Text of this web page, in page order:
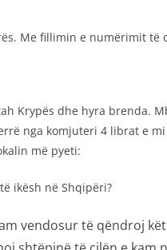
Me fillimin e numërimit të
Krypës dhe hyra brenda.
nga komjuteri 4 librat e
më pyeti:
të ikësh në Shqipëri?
vendosur të qëndroj